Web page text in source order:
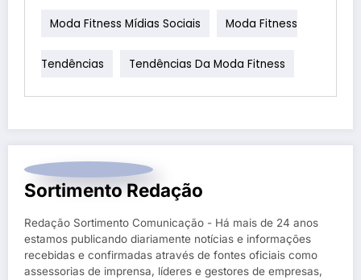
Moda Fitness Mídias Sociais Moda Fitness
Tendências Tendências Da Moda Fitness
Sortimento Redação
Redação Sortimento Comunicação - Há mais de 24 anos
estamos publicando diariamente notícias e informações
recebidas e confirmadas através de fontes oficiais como
assessorias de imprensa, líderes e gestores de empresas,